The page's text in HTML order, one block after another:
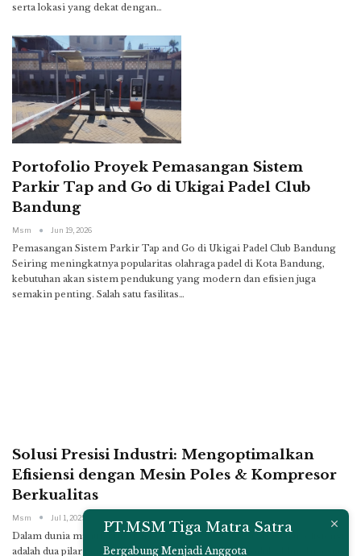
serta lokasi yang dekat dengan…
Portofolio Proyek Pemasangan Sistem
Parkir Tap and Go di Ukigai Padel Club
Bandung
Msm Jun 19, 2026
Pemasangan Sistem Parkir Tap and Go di Ukigai Padel Club Bandung
Seiring meningkatnya popularitas olahraga padel di Kota Bandung,
kebutuhan akan sistem pendukung yang modern dan efisien juga
semakin penting. Salah satu fasilitas…
Solusi Presisi Industri: Mengoptimalkan
Efisiensi dengan Mesin Poles & Kompresor
Berkualitas
Msm Jul 1, 2025
Dalam dunia manufaktur dan bengkel profesional, akurasi dan efisiensi
adalah dua pilar utama yang menentukan kualitas produk akhir. Investasi
PT.MSM Tiga Matra Satra
Bergabung Menjadi Anggota